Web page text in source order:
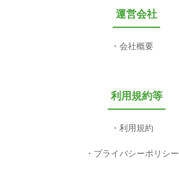
運営会社
会社概要
利用規約等
利用規約
プライバシーポリシー